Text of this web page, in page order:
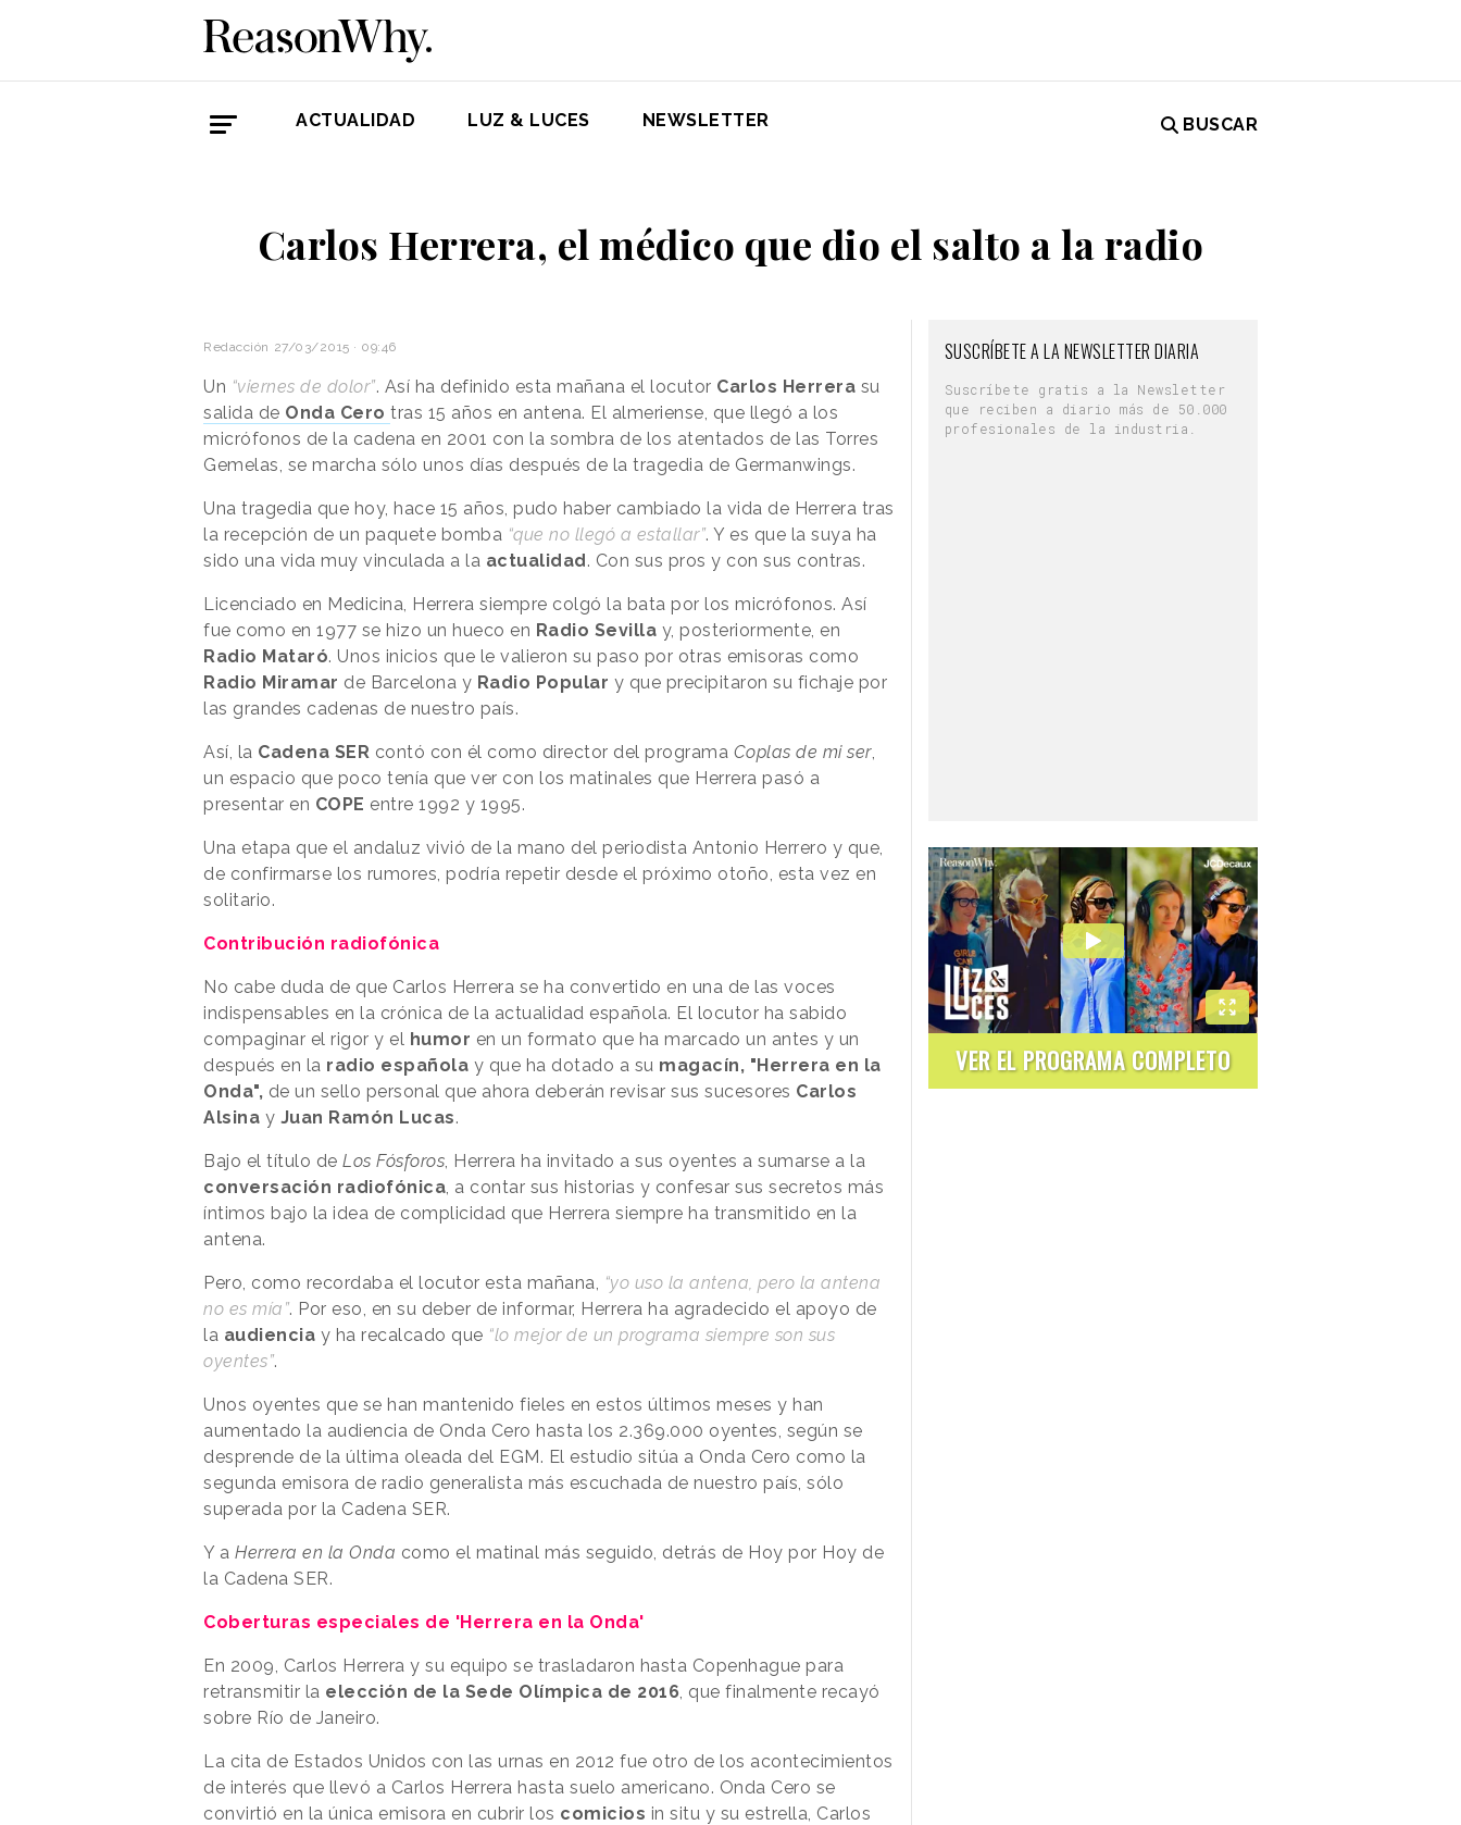
ACTUALIDAD LUZ & LUCES NEWSLETTER BUSCAR
Carlos Herrera, el médico que dio el salto a la radio
Redacción 27/03/2015 · 09:46
Un “viernes de dolor”. Así ha definido esta mañana el locutor Carlos Herrera su
salida de Onda Cero tras 15 años en antena. El almeriense, que llegó a los
micrófonos de la cadena en 2001 con la sombra de los atentados de las Torres
Gemelas, se marcha sólo unos días después de la tragedia de Germanwings.
Una tragedia que hoy, hace 15 años, pudo haber cambiado la vida de Herrera tras
la recepción de un paquete bomba “que no llegó a estallar”. Y es que la suya ha
sido una vida muy vinculada a la actualidad. Con sus pros y con sus contras.
Licenciado en Medicina, Herrera siempre colgó la bata por los micrófonos. Así
fue como en 1977 se hizo un hueco en Radio Sevilla y, posteriormente, en
Radio Mataró. Unos inicios que le valieron su paso por otras emisoras como
Radio Miramar de Barcelona y Radio Popular y que precipitaron su fichaje por
las grandes cadenas de nuestro país.
Así, la Cadena SER contó con él como director del programa Coplas de mi ser,
un espacio que poco tenía que ver con los matinales que Herrera pasó a
presentar en COPE entre 1992 y 1995.
Una etapa que el andaluz vivió de la mano del periodista Antonio Herrero y que,
de confirmarse los rumores, podría repetir desde el próximo otoño, esta vez en
solitario.
Contribución radiofónica
No cabe duda de que Carlos Herrera se ha convertido en una de las voces
indispensables en la crónica de la actualidad española. El locutor ha sabido
compaginar el rigor y el humor en un formato que ha marcado un antes y un
después en la radio española y que ha dotado a su magacín, "Herrera en la
Onda", de un sello personal que ahora deberán revisar sus sucesores Carlos
Alsina y Juan Ramón Lucas.
Bajo el título de Los Fósforos , Herrera ha invitado a sus oyentes a sumarse a la
conversación radiofónica , a contar sus historias y confesar sus secretos más
íntimos bajo la idea de complicidad que Herrera siempre ha transmitido en la
antena.
Pero, como recordaba el locutor esta mañana,
“yo uso la antena, pero la antena
no es mía”. Por eso, en su deber de informar, Herrera ha agradecido el apoyo de
la audiencia y ha recalcado que “lo mejor de un programa siempre son sus
oyentes”.
Unos oyentes que se han mantenido fieles en estos últimos meses y han
aumentado la audiencia de Onda Cero hasta los 2.369.000 oyentes, según se
desprende de la última oleada del EGM. El estudio sitúa a Onda Cero como la
segunda emisora de radio generalista más escuchada de nuestro país, sólo
superada por la Cadena SER.
Y a Herrera en la Onda como el matinal más seguido, detrás de Hoy por Hoy de
la Cadena SER.
Coberturas especiales de 'Herrera en la Onda'
En 2009, Carlos Herrera y su equipo se trasladaron hasta Copenhague para
retransmitir la elección de la Sede Olímpica de 2016 , que finalmente recayó
sobre Río de Janeiro.
La cita de Estados Unidos con las urnas en 2012 fue otro de los acontecimientos
de interés que llevó a Carlos Herrera hasta suelo americano. Onda Cero se
convirtió en la única emisora en cubrir los comicios in situ y su estrella, Carlos
SUSCRÍBETE A LA NEWSLETTER DIARIA
Suscríbete gratis a la Newsletter
que reciben a diario más de 50.000
profesionales de la industria.
VER EL PROGRAMA COMPLETO